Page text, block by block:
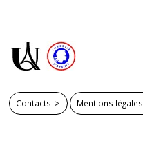
Contacts Mentions légales